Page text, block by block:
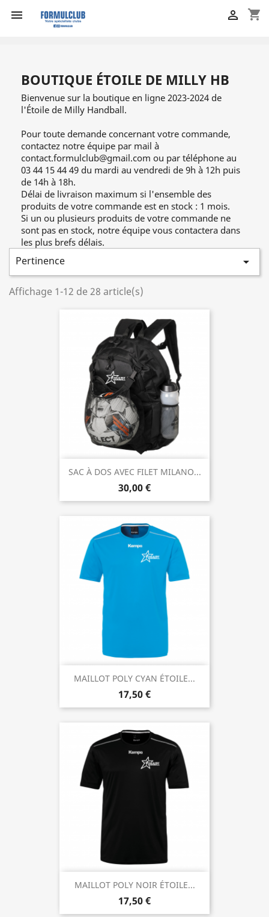
 shopping_cart

BOUTIQUE ÉTOILE DE MILLY HB
Bienvenue sur la boutique en ligne 2023-2024 de
l'Étoile de Milly Handball.
Pour toute demande concernant votre commande,
contactez notre équipe par mail à
contact.formulclub@gmail.com ou par téléphone au
03 44 15 44 49 du mardi au vendredi de 9h à 12h puis
de 14h à 18h.
Délai de livraison maximum si l'ensemble des
produits de votre commande est en stock : 1 mois.
Si un ou plusieurs produits de votre commande ne
sont pas en stock, notre équipe vous contactera dans
les plus brefs délais.
Pertinence 
Affichage 1-12 de 28 article(s)
SAC À DOS AVEC FILET MILANO...
30,00 €
MAILLOT POLY CYAN ÉTOILE...
17,50 €
MAILLOT POLY NOIR ÉTOILE...
17,50 €